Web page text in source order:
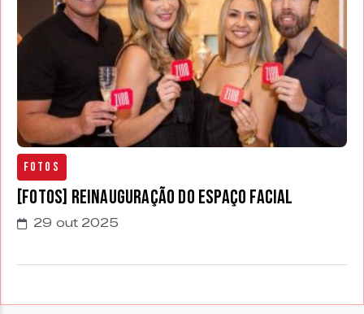
Fotos
[FOTOS] Reinauguração do Espaço Facial
29 out 2025